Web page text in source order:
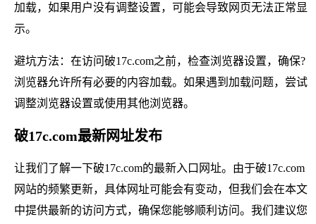
加载，如果用户没有调整设置，可能会导致网页无法正常显
示。
避坑方法：在访问破17c.com之前，检查浏览器设置，确保?
浏览器允许所有必要的内容加载。如果遇到加载问题，尝试
调整浏览器设置或使用其他浏览器。
破17c.com最新网址发布
让我们了解一下破17c.com的最新入口网址。由于破17c.com
网站的频繁更新，具体网址可能会有变动，但我们会在本文
中提供最新的访问方式，确保您能够顺利访问。我们建议您